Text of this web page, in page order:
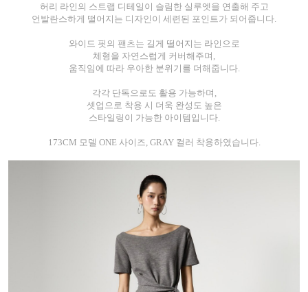
허리 라인의 스트랩 디테일이 슬림한 실루엣을 연출해 주고
언발란스하게 떨어지는 디자인이 세련된 포인트가 되어줍니다.
와이드 핏의 팬츠는 길게 떨어지는 라인으로
체형을 자연스럽게 커버해주며,
움직임에 따라 우아한 분위기를 더해줍니다.
각각 단독으로도 활용 가능하며,
셋업으로 착용 시 더욱 완성도 높은
스타일링이 가능한 아이템입니다.
173CM 모델 ONE 사이즈, GRAY 컬러 착용하였습니다.